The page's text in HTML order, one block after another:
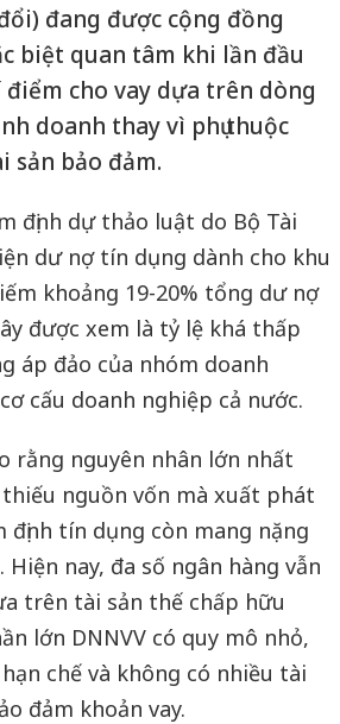
đang được cộng đồng
biệt quan tâm khi lần đầu
cho vay dựa trên dòng
doanh thay vì phụ thuộc
sản bảo đảm.
định dự thảo luật do Bộ Tài
dư nợ tín dụng dành cho khu
khoảng 19-20% tổng dư nợ
được xem là tỷ lệ khá thấp
áp đảo của nhóm doanh
cấu doanh nghiệp cả nước.
rằng nguyên nhân lớn nhất
nguồn vốn mà xuất phát
tín dụng còn mang nặng
nay, đa số ngân hàng vẫn
trên tài sản thế chấp hữu
lớn DNNVV có quy mô nhỏ,
chế và không có nhiều tài
đảm khoản vay.